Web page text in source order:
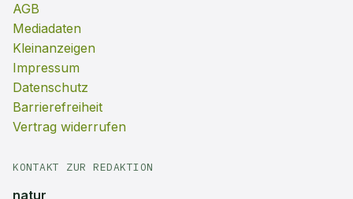
AGB
Mediadaten
Kleinanzeigen
Impressum
Datenschutz
Barrierefreiheit
Vertrag widerrufen
KONTAKT ZUR REDAKTION
natur